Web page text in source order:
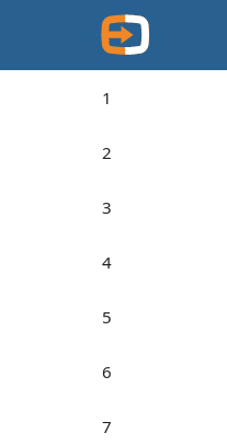
1
2
3
4
5
6
7